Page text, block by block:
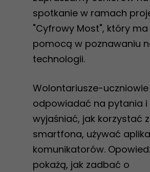
spotkanie w ramach
"Cyfrowy Most", który ma
pomocą w poznawaniu
technologii.
Wolontariusze-
odpowiadać na pytania i
wyjaśniać, jak korzystać
smartfona, używać
komunikatorów.
pokażą, jak zadbać o